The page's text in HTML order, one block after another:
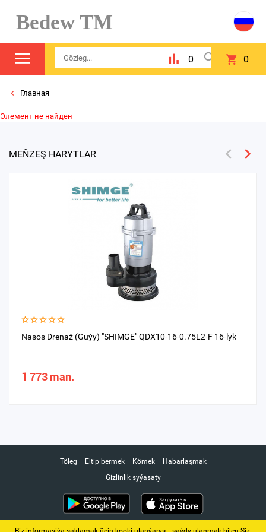
Bedew TM
0 0
Главная
Элемент не найден
MEŇZEŞ HARYTLAR
Nasos Drenaž (Guýy) "SHIMGE" QDX10-16-0.75L2-F 16-lyk
1 773 man.
Töleg Eltip bermek Kömek
Habarlaşmak
Gizlinlik syýasaty